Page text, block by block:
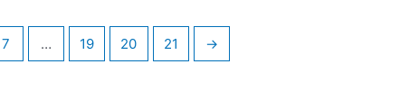
7 … 19 20 21 →